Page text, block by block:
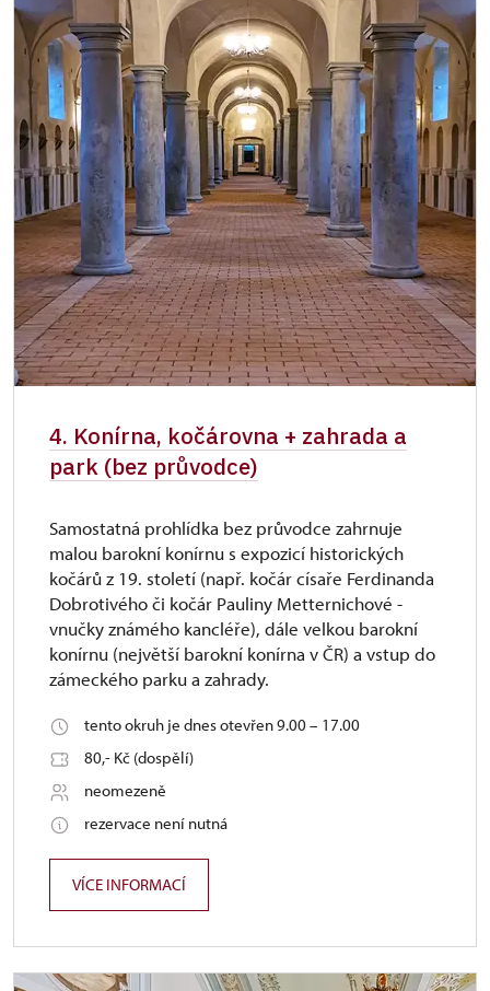
4. Konírna, kočárovna + zahrada a
park (bez průvodce)
Samostatná prohlídka bez průvodce zahrnuje
malou barokní konírnu s expozicí historických
kočárů z 19. století (např. kočár císaře Ferdinanda
Dobrotivého či kočár Pauliny Metternichové -
vnučky známého kancléře), dále velkou barokní
konírnu (největší barokní konírna v ČR) a vstup do
zámeckého parku a zahrady.
tento okruh je dnes otevřen 9.00 – 17.00
80,- Kč (dospělí)
neomezeně
rezervace není nutná
VÍCE INFORMACÍ